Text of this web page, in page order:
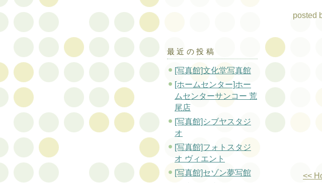
posted
<<
最近の投稿
[写真館]文化堂写真館
[ホームセンター]ホー
ムセンターサンコー 荒
尾店
[写真館]シブヤスタジ
オ
[写真館]フォトスタジ
オ ヴィエント
[写真館]セゾン夢写館